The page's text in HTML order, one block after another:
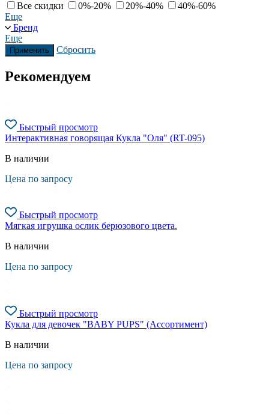
Все скидки
0%-20% 20%-40%
40%-60%
Еще
Бренд
Еще
Применить Сбросить
Рекомендуем
Быстрый просмотр
Интерактивная говорящая Кукла "Оля" (RT-095)
В наличии
Цена по запросу
Быстрый просмотр
Мягкая игрушка ослик берюзового цвета.
В наличии
Цена по запросу
Быстрый просмотр
Кукла для девочек "BABY PUPS" (Ассортимент)
В наличии
Цена по запросу